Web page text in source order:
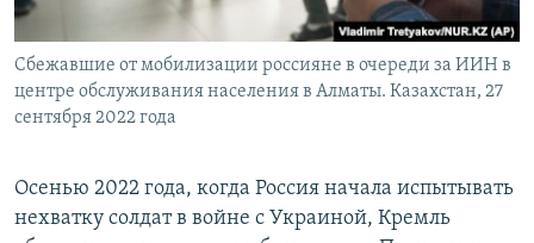
Сбежавшие от мобилизации россияне в очереди за ИИН в
центре обслуживания населения в Алматы. Казахстан, 27
сентября 2022 года
О​сенью 2022 года, когда Россия начала испытывать
нехватку солдат в войне с Украиной, Кремль